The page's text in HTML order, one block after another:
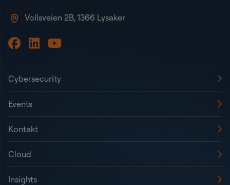
Vollsveien 2B, 1366 Lysaker
Cybersecurity
Events
Kontakt
Cloud
Insights